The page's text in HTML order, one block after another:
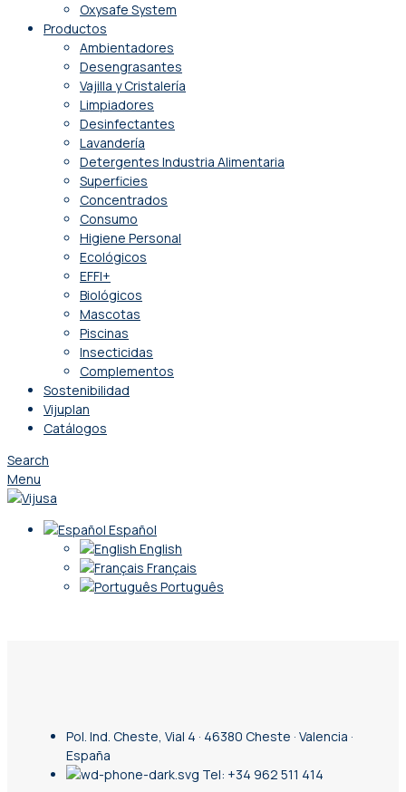
Oxysafe System
Productos
Ambientadores
Desengrasantes
Vajilla y Cristalería
Limpiadores
Desinfectantes
Lavandería
Detergentes Industria Alimentaria
Superficies
Concentrados
Consumo
Higiene Personal
Ecológicos
EFFI+
Biológicos
Mascotas
Piscinas
Insecticidas
Complementos
Sostenibilidad
Vijuplan
Catálogos
Search
Menu
Español
English
Français
Português
Pol. Ind. Cheste, Vial 4 · 46380 Cheste · Valencia ·
España
Tel: +34 962 511 414